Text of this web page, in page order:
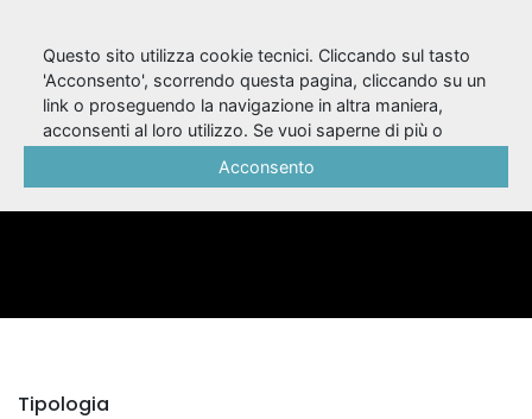
Il mercante / Plauto
BIBLIOGRAFICA
Tipologia
Questo sito utilizza cookie tecnici. Cliccando sul tasto
'Acconsento', scorrendo questa pagina, cliccando su un
link o proseguendo la navigazione in altra maniera,
acconsenti al loro utilizzo. Se vuoi saperne di più o
Acconsento